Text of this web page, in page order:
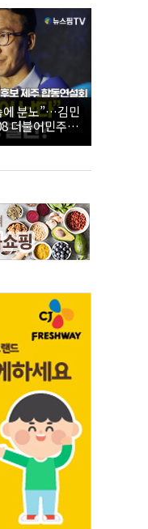
에 분노”…김민
더불어민주당
연설회